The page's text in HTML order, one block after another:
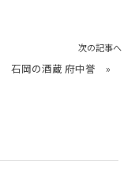
次の記事へ
石岡の酒蔵 府中誉 »